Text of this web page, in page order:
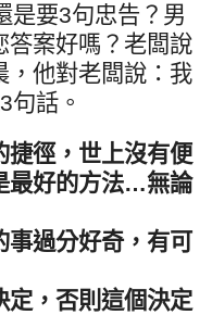
是要3句忠告？男
答案好嗎？老闆說
他對老闆說：我
3句話。
捷徑，世上沒有便
最好的方法…無論
事過分好奇，有可
定，否則這個決定